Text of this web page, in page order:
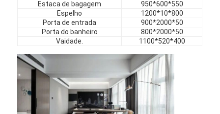
Estaca de bagagem
950*600*550
Espelho
1200*10*800
Porta de entrada
900*2000*50
Porta do banheiro
800*2000*50
Vaidade.
1100*520*400